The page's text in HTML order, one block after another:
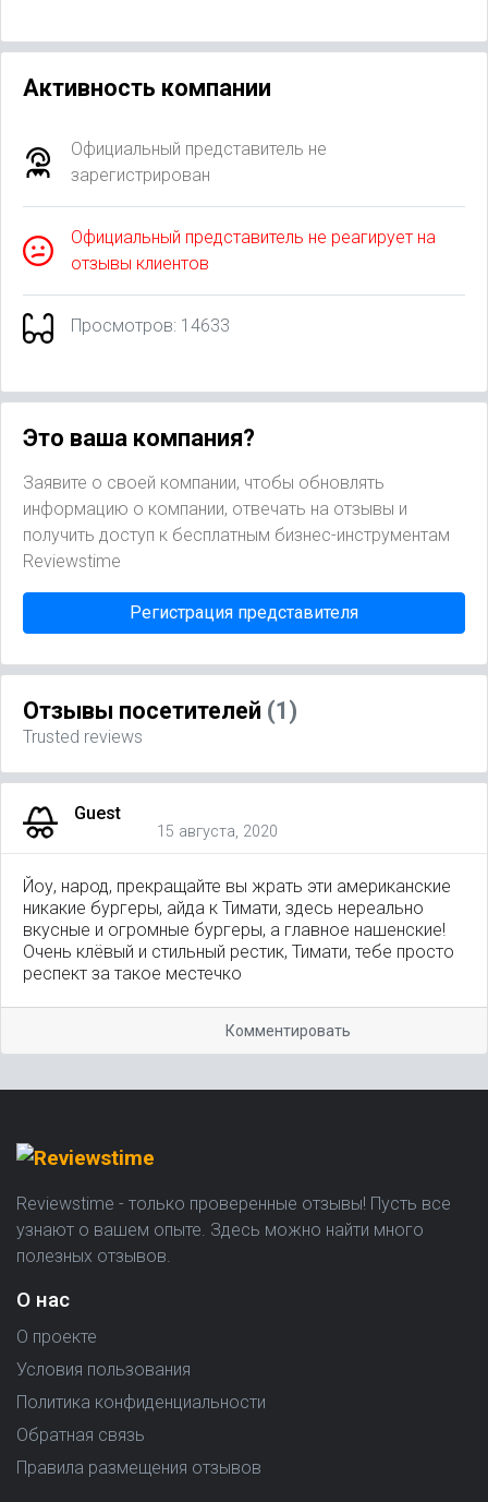
Активность компании
Официальный представитель не
зарегистрирован
Официальный представитель не реагирует на
отзывы клиентов
Просмотров: 14633
Это ваша компания?
Заявите о своей компании, чтобы обновлять
информацию о компании, отвечать на отзывы и
получить доступ к бесплатным бизнес-инструментам
Reviewstime
Регистрация представителя
Отзывы посетителей (1)
Trusted reviews
Guest
15 августа, 2020
Йоу, народ, прекращайте вы жрать эти американские
никакие бургеры, айда к Тимати, здесь нереально
вкусные и огромные бургеры, а главное нашенские!
Очень клёвый и стильный рестик, Тимати, тебе просто
респект за такое местечко
Комментировать
Reviewstime - только проверенные отзывы! Пусть все
узнают о вашем опыте. Здесь можно найти много
полезных отзывов.
О нас
О проекте
Условия пользования
Политика конфиденциальности
Обратная связь
Правила размещения отзывов